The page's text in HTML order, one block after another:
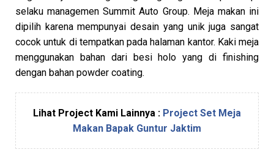
selaku managemen Summit Auto Group. Meja makan ini
dipilih karena mempunyai desain yang unik juga sangat
cocok untuk di tempatkan pada halaman kantor. Kaki meja
menggunakan bahan dari besi holo yang di finishing
dengan bahan powder coating.
Lihat Project Kami Lainnya : Project Set Meja
Makan Bapak Guntur Jaktim